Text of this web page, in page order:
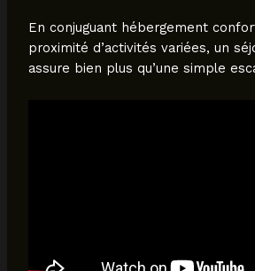
En conjuguant hébergement
proximité d’activités variées, un
assure bien plus qu’une simple